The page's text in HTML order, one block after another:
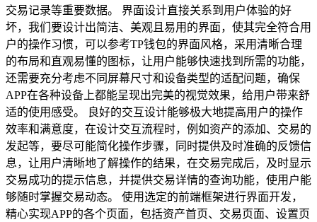
交易记录等重要数据。 界面设计直接关系到用户体验的好
坏，我们要设计出简洁、美观且易用的界面，使其完全符合用
户的操作习惯，可以参考TP钱包的界面风格，采用清晰合理
的布局和直观易懂的图标，让用户能够快速找到所需的功能，
还需要充分考虑不同屏幕尺寸和设备类型的适配问题，确保
APP在各种设备上都能呈现出完美的视觉效果，给用户带来舒
适的使用感受。 良好的交互设计能够极大地提高用户的操作
效率和满意度，在设计交互流程时，例如资产的添加、交易的
发起等，要尽可能简化操作步骤，同时提供及时准确的反馈信
息，让用户清晰地了解操作的结果，在交易完成后，及时显示
交易成功的提示信息，并提供交易详情的查询功能，使用户能
够随时掌握交易动态。 使用选定的前端框架进行界面开发，
精心实现APP的各个页面，包括资产首页、交易页面、设置页